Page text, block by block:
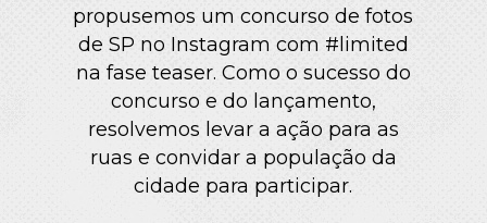
propusemos um concurso de fotos
de SP no Instagram com #limited
na fase teaser. Como o sucesso do
concurso e do lançamento,
resolvemos levar a ação para as
ruas e convidar a população da
cidade para participar.